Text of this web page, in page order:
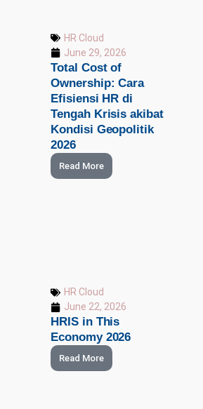
HR Cloud
June 29, 2026
Total Cost of
Ownership: Cara
Efisiensi HR di
Tengah Krisis akibat
Kondisi Geopolitik
2026
Read More
HR Cloud
June 22, 2026
HRIS in This
Economy 2026
Read More